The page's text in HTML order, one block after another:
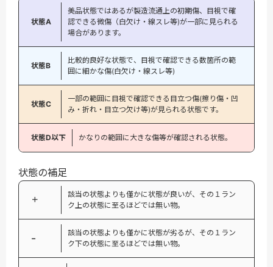
状態A
美品状態ではあるが製造流通上の初期傷、目視で確
認できる微傷（白欠け・線スレ等)が一部に見られる
場合があります。
状態B
比較的良好な状態で、目視で確認できる数箇所の範
囲に細かな傷(白欠け・線スレ等)
状態C
一部の範囲に目視で確認できる目立つ傷(擦り傷・凹
み・折れ・目立つ欠け等)が見られる状態です。
状態D以下 かなりの範囲に大きな傷等が確認される状態。
状態の補足
＋
該当の状態よりも僅かに状態が良いが、その１ラン
ク上の状態に至るほどでは無い物。
−
該当の状態よりも僅かに状態が劣るが、その１ラン
ク下の状態に至るほどでは無い物。